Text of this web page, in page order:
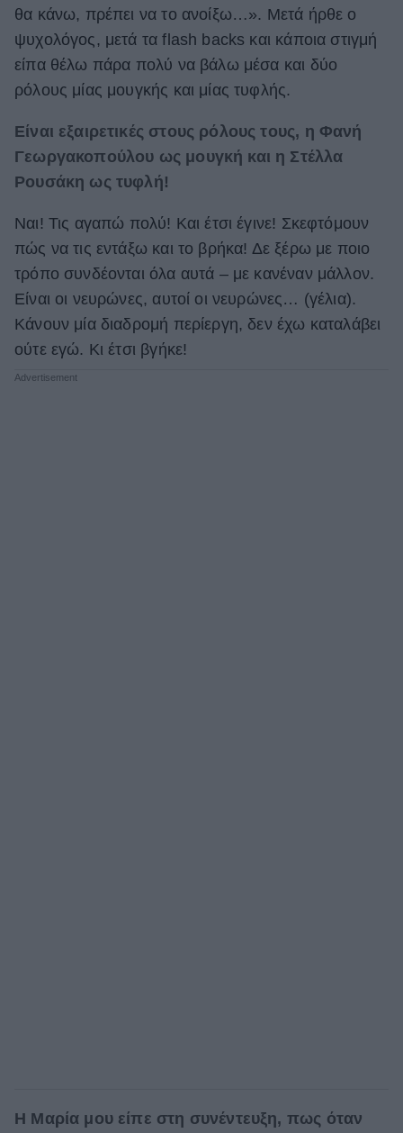
θα κάνω, πρέπει να το ανοίξω…». Μετά ήρθε ο
ψυχολόγος, μετά τα flash backs και κάποια στιγμή
είπα θέλω πάρα πολύ να βάλω μέσα και δύο
ρόλους μίας μουγκής και μίας τυφλής.
Είναι εξαιρετικές στους ρόλους τους, η Φανή
Γεωργακοπούλου ως μουγκή και η Στέλλα
Ρουσάκη ως τυφλή!
Ναι! Τις αγαπώ πολύ! Και έτσι έγινε! Σκεφτόμουν
πώς να τις εντάξω και το βρήκα! Δε ξέρω με ποιο
τρόπο συνδέονται όλα αυτά – με κανέναν μάλλον.
Είναι οι νευρώνες, αυτοί οι νευρώνες… (γέλια).
Κάνουν μία διαδρομή περίεργη, δεν έχω καταλάβει
ούτε εγώ. Κι έτσι βγήκε!
H Μαρία μου είπε στη συνέντευξη, πως όταν